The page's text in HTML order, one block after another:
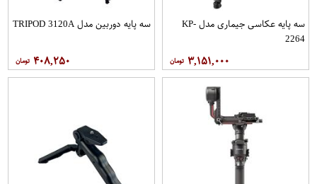
سه پایه عکاسی جیماری مدل KP-
2264
۳,۱۵۱,۰۰۰
سه پایه دوربین مدل TRIPOD 3120A
۴۰۸,۲۵۰